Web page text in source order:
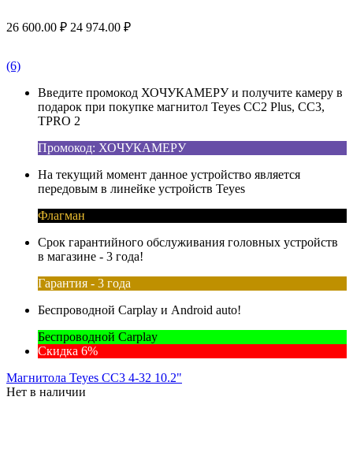
26 600.00 ₽ 24 974.00 ₽
(6)
Введите промокод ХОЧУКАМЕРУ и получите камеру в
подарок при покупке магнитол Teyes CC2 Plus, CC3,
TPRO 2
Промокод: ХОЧУКАМЕРУ
На текущий момент данное устройство является
передовым в линейке устройств Teyes
Флагман
Срок гарантийного обслуживания головных устройств
в магазине - 3 года!
Гарантия - 3 года
Беспроводной Carplay и Android auto!
Беспроводной Carplay
Скидка 6%
Магнитола Teyes CC3 4-32 10.2"
Нет в наличии